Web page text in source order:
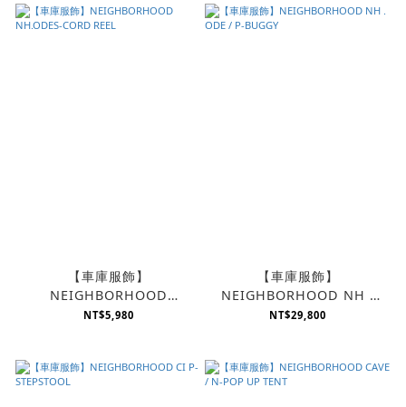
【車庫服飾】
NEIGHBORHOOD
NH.ODES-CORD REEL
NT$5,980
【車庫服飾】
NEIGHBORHOOD NH .
ODE / P-BUGGY
NT$29,800